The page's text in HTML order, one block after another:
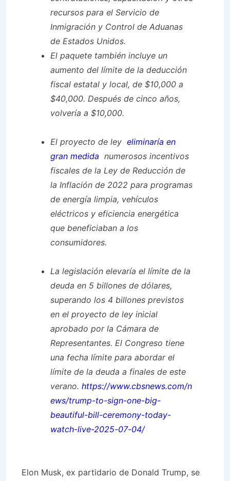
recursos para el Servicio de
Inmigración y Control de Aduanas
de Estados Unidos.
El paquete también incluye un
aumento del límite de la deducción
fiscal estatal y local, de $10,000 a
$40,000. Después de cinco años,
volvería a $10,000.
El proyecto de ley eliminaría en
gran medida numerosos incentivos
fiscales de la Ley de Reducción de
la Inflación de 2022 para programas
de energía limpia, vehículos
eléctricos y eficiencia energética
que beneficiaban a los
consumidores.
La legislación elevaría el límite de la
deuda en 5 billones de dólares,
superando los 4 billones previstos
en el proyecto de ley inicial
aprobado por la Cámara de
Representantes. El Congreso tiene
una fecha límite para abordar el
límite de la deuda a finales de este
verano. https://www.cbsnews.com/n
ews/trump-to-sign-one-big-
beautiful-bill-ceremony-today-
watch-live-2025-07-04/
Elon Musk, ex partidario de Donald Trump, se